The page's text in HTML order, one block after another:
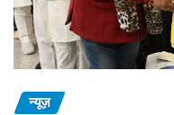
न्यूज़